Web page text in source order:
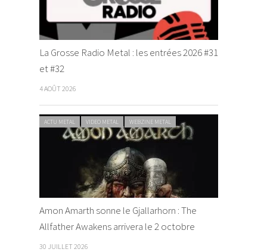
La Grosse Radio Metal : les entrées 2026 #31
et #32
4 AOÛT 2026
ACTU METAL VIDEO METAL WEBZINE METAL
Amon Amarth sonne le Gjallarhorn : The
Allfather Awakens arrivera le 2 octobre
30 JUILLET 2026